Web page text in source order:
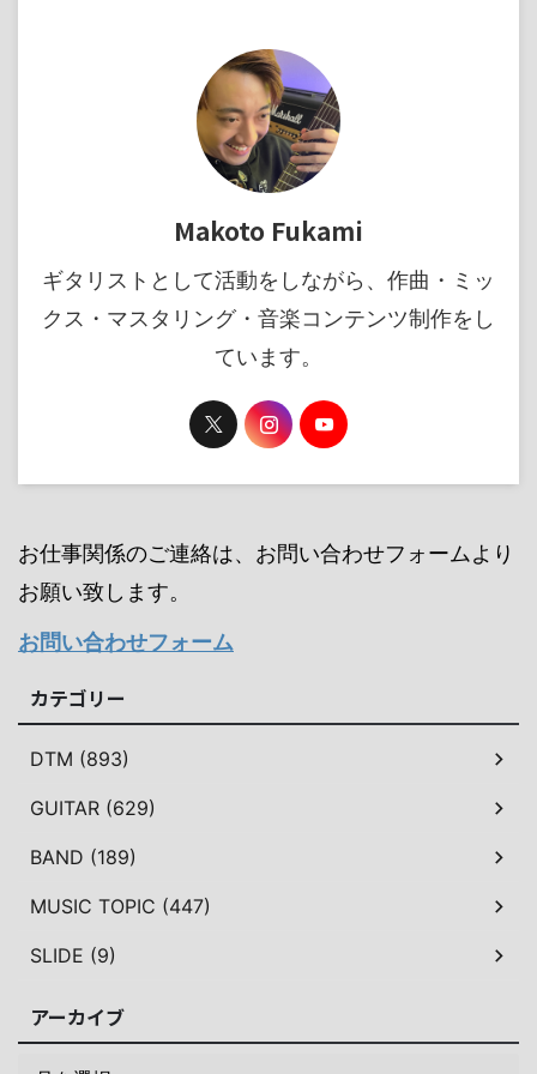
Makoto Fukami
ギタリストとして活動をしながら、作曲・ミッ
クス・マスタリング・音楽コンテンツ制作をし
ています。
お仕事関係のご連絡は、お問い合わせフォームより
お願い致します。
お問い合わせフォーム
カテゴリー
DTM (893)
GUITAR (629)
BAND (189)
MUSIC TOPIC (447)
SLIDE (9)
アーカイブ